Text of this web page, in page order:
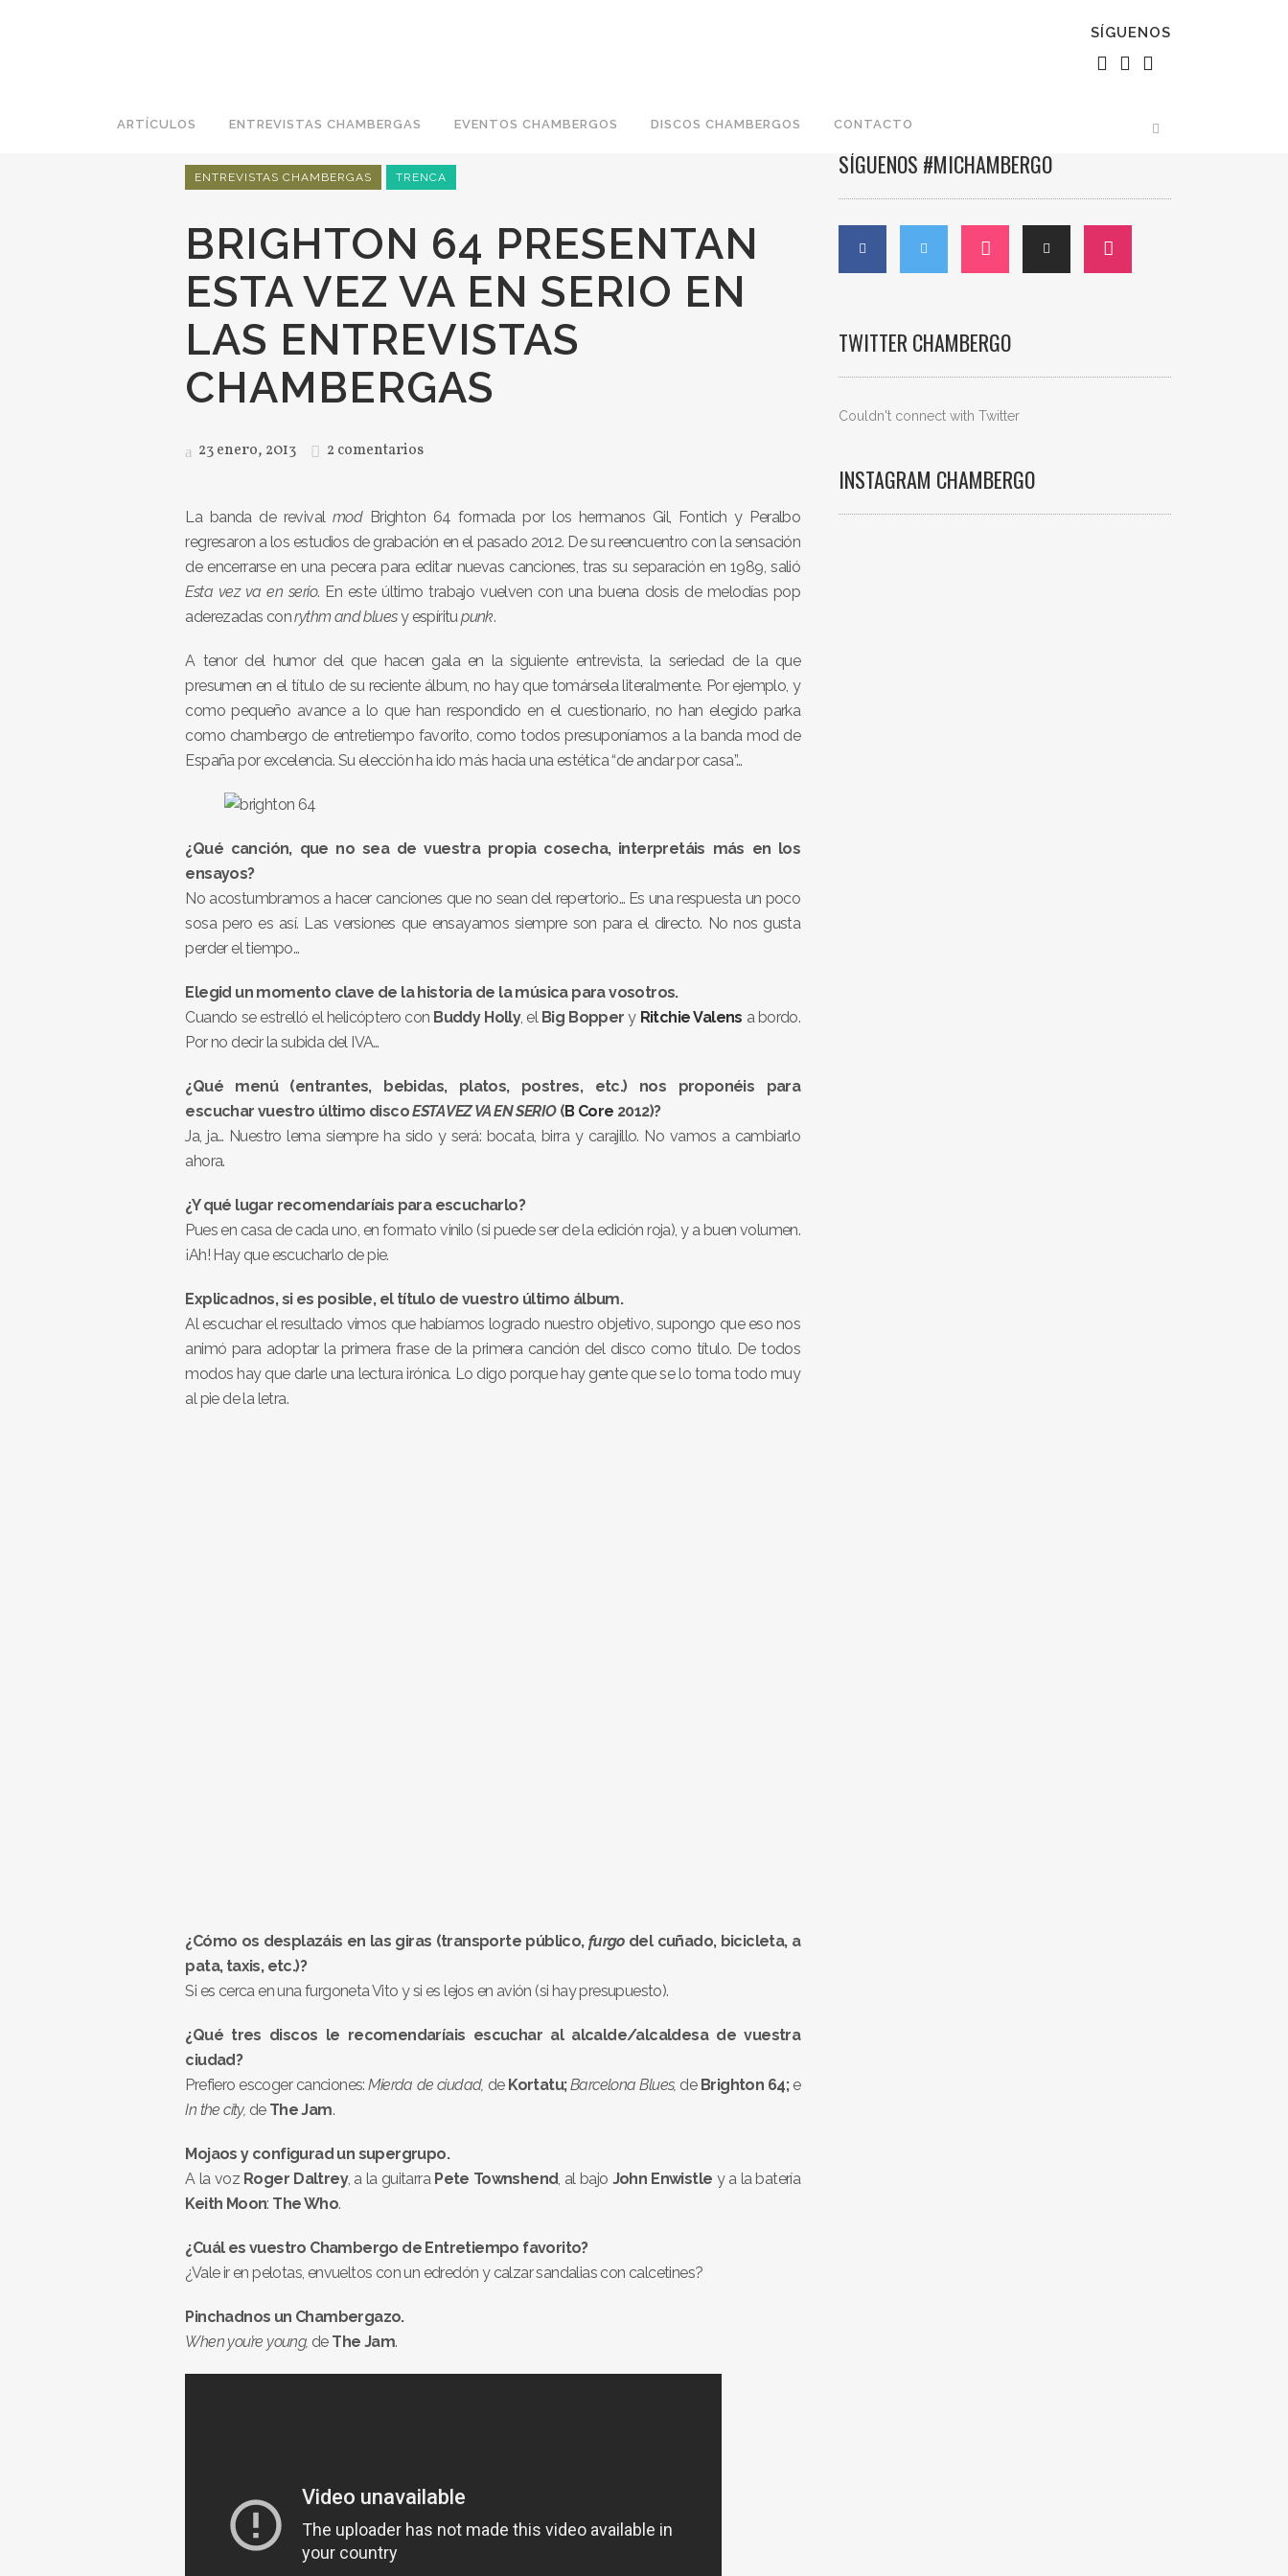
SÍGUENOS
ARTÍCULOS ENTREVISTAS CHAMBERGAS EVENTOS CHAMBERGOS DISCOS CHAMBERGOS CONTACTO
ENTREVISTAS CHAMBERGAS TRENCA
BRIGHTON 64 PRESENTAN
ESTA VEZ VA EN SERIO EN
LAS ENTREVISTAS
CHAMBERGAS
23 enero, 2013 2 comentarios
La banda de revivalmodBrighton 64 formada por los hermanos Gil, Fontich y Peralbo
regresaron a los estudios de grabación en el pasado 2012. De su reencuentro con la sensación
de encerrarse en una pecera para editar nuevas canciones, tras su separación en 1989, salió
Esta vez va en serio. En este último trabajo vuelven con una buena dosis de melodías pop
aderezadas conrythm and bluesy espíritupunk.
A tenor del humor del que hacen gala en la siguiente entrevista, la seriedad de la que
presumen en el título de su reciente álbum, no hay que tomársela literalmente. Por ejemplo, y
como pequeño avance a lo que han respondido en el cuestionario, no han elegido parka
como chambergo de entretiempo favorito, como todos presuponíamos a la banda mod de
España por excelencia. Su elección ha ido más hacia una estética “de andar por casa”…
¿Qué canción, que no sea de vuestra propia cosecha, interpretáis más en los
ensayos?
No acostumbramos a hacer canciones que no sean del repertorio… Es una respuesta un poco
sosa pero es así. Las versiones que ensayamos siempre son para el directo. No nos gusta
perder el tiempo…
Elegid un momento clave de la historia de la música para vosotros.
Cuando se estrelló el helicóptero con Buddy Holly, el Big Bopper y Ritchie Valens a bordo.
Por no decir la subida del IVA…
¿Qué menú (entrantes, bebidas, platos, postres, etc.) nos proponéis para
escuchar vuestro último discoESTA VEZ VA EN SERIO(B Core 2012)?
Ja, ja… Nuestro lema siempre ha sido y será: bocata, birra y carajillo. No vamos a cambiarlo
ahora.
¿Y qué lugar recomendaríais para escucharlo?
Pues en casa de cada uno, en formato vinilo (si puede ser de la edición roja), y a buen volumen.
¡Ah! Hay que escucharlo de pie.
Explicadnos, si es posible, el título de vuestro último álbum.
Al escuchar el resultado vimos que habíamos logrado nuestro objetivo, supongo que eso nos
animó para adoptar la primera frase de la primera canción del disco como título. De todos
modos hay que darle una lectura irónica. Lo digo porque hay gente que se lo toma todo muy
al pie de la letra.
¿Cómo os desplazáis en las giras (transporte público,furgodel cuñado, bicicleta, a
pata, taxis, etc.)?
Si es cerca en una furgoneta Vito y si es lejos en avión (si hay presupuesto).
¿Qué tres discos le recomendaríais escuchar al alcalde/alcaldesa de vuestra
ciudad?
Prefiero escoger canciones:Mierda de ciudad, de Kortatu;Barcelona Blues, de Brighton 64;e
In the city, de The Jam.
Mojaos y configurad un supergrupo.
A la voz Roger Daltrey, a la guitarra Pete Townshend, al bajo John Enwistle y a la batería
Keith Moon: The Who.
¿Cuál es vuestro Chambergo de Entretiempo favorito?
¿Vale ir en pelotas, envueltos con un edredón y calzar sandalias con calcetines?
Pinchadnos un Chambergazo.
When you’re young, de The Jam.
SÍGUENOS #MICHAMBERGO
TWITTER CHAMBERGO
Couldn't connect with Twitter
INSTAGRAM CHAMBERGO